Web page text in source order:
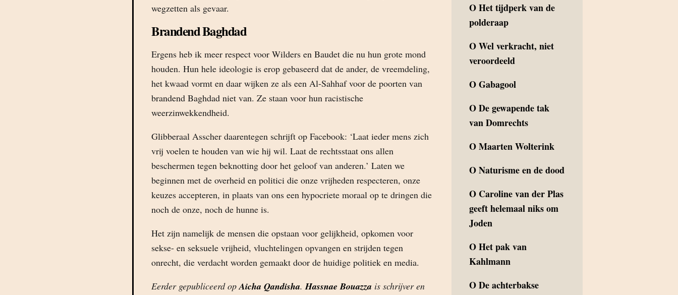
wegzetten als gevaar.
Brandend Baghdad
Ergens heb ik meer respect voor Wilders en Baudet die nu hun grote mond
houden. Hun hele ideologie is erop gebaseerd dat de ander, de vreemdeling,
het kwaad vormt en daar wijken ze als een Al-Sahhaf voor de poorten van
brandend Baghdad niet van. Ze staan voor hun racistische
weerzinwekkendheid.
Glibberaal Asscher daarentegen schrijft op Facebook: ‘Laat ieder mens zich
vrij voelen te houden van wie hij wil. Laat de rechtsstaat ons allen
beschermen tegen beknotting door het geloof van anderen.’ Laten we
beginnen met de overheid en politici die onze vrijheden respecteren, onze
keuzes accepteren, in plaats van ons een hypocriete moraal op te dringen die
noch de onze, noch de hunne is.
Het zijn namelijk de mensen die opstaan voor gelijkheid, opkomen voor
sekse- en seksuele vrijheid, vluchtelingen opvangen en strijden tegen
onrecht, die verdacht worden gemaakt door de huidige politiek en media.
Eerder gepubliceerd opAicha Qandisha.Hassnae Bouazza is schrijver en
OHet tijdperk van de
polderaap
OWel verkracht, niet
veroordeeld
OGabagool
ODe gewapende tak
van Domrechts
OMaarten Wolterink
ONaturisme en de dood
O Caroline van der Plas
geeft helemaal niks om
Joden
OHet pak van
Kahlmann
ODe achterbakse